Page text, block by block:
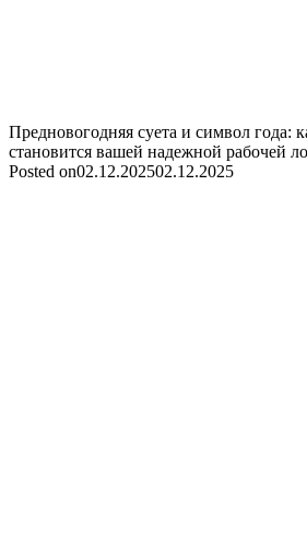
Предновогодняя суета и символ года:
становится вашей надежной рабочей
Posted on02.12.202502.12.2025